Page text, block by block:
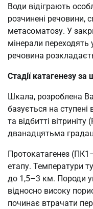
Води відіграють
розчинені речовини,
метасоматозу. У
мінерали переходять
речовина
Стадії катагенезу
Шкала, розроблена
базується на ступені
та відбитті
дванадцятьма
Протокатагенез
етапу. Температури
до 1,5–3 км. Породи
відносно високу
починає втрачати